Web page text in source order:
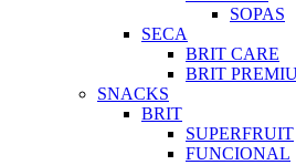
SOPAS
SECA
BRIT CARE
BRIT
SNACKS
BRIT
SUPERFRUIT
FUNCIONAL